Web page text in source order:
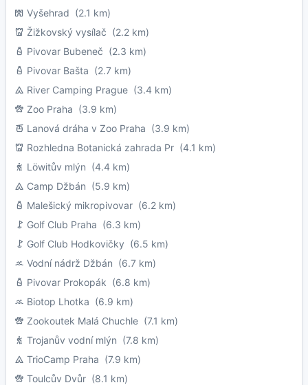
Vyšehrad (2.1 km)
Žižkovský vysílač (2.2 km)
Pivovar Bubeneč (2.3 km)
Pivovar Bašta (2.7 km)
River Camping Prague (3.4 km)
Zoo Praha (3.9 km)
Lanová dráha v Zoo Praha (3.9 km)
Rozhledna Botanická zahrada Pr (4.1 km)
Löwitův mlýn (4.4 km)
Camp Džbán (5.9 km)
Malešický mikropivovar (6.2 km)
Golf Club Praha (6.3 km)
Golf Club Hodkovičky (6.5 km)
Vodní nádrž Džbán (6.7 km)
Pivovar Prokopák (6.8 km)
Biotop Lhotka (6.9 km)
Zookoutek Malá Chuchle (7.1 km)
Trojanův vodní mlýn (7.8 km)
TrioCamp Praha (7.9 km)
Toulcův Dvůr (8.1 km)